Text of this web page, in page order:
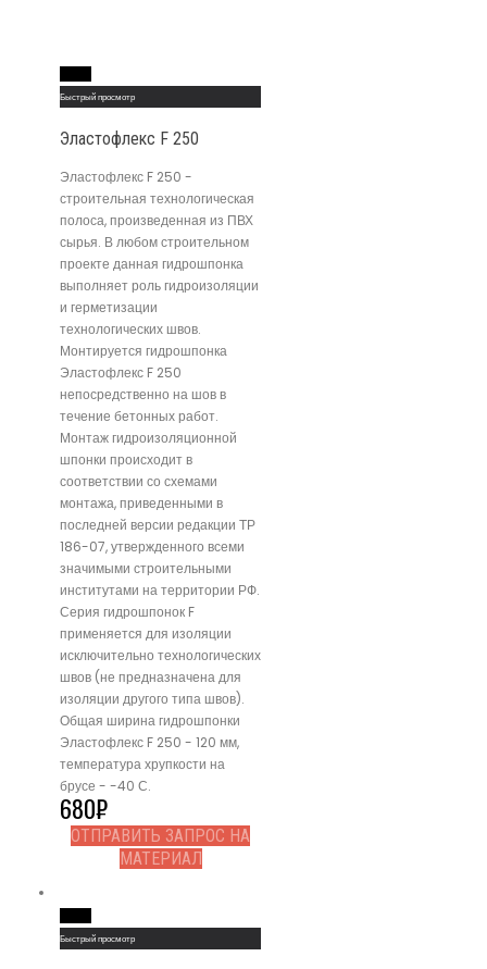
Быстрый просмотр
Эластофлекс F 250
Эластофлекс F 250 -
строительная технологическая
полоса, произведенная из ПВХ
сырья. В любом строительном
проекте данная гидрошпонка
выполняет роль гидроизоляции
и герметизации
технологических швов.
Монтируется гидрошпонка
Эластофлекс F 250
непосредственно на шов в
течение бетонных работ.
Монтаж гидроизоляционной
шпонки происходит в
соответствии со схемами
монтажа, приведенными в
последней версии редакции ТР
186-07, утвержденного всеми
значимыми строительными
институтами на территории РФ.
Серия гидрошпонок F
применяется для изоляции
исключительно технологических
швов (не предназначена для
изоляции другого типа швов).
Общая ширина гидрошпонки
Эластофлекс F 250 - 120 мм,
температура хрупкости на
брусе - -40 С.
680₽
ОТПРАВИТЬ ЗАПРОС НА
МАТЕРИАЛ
Быстрый просмотр